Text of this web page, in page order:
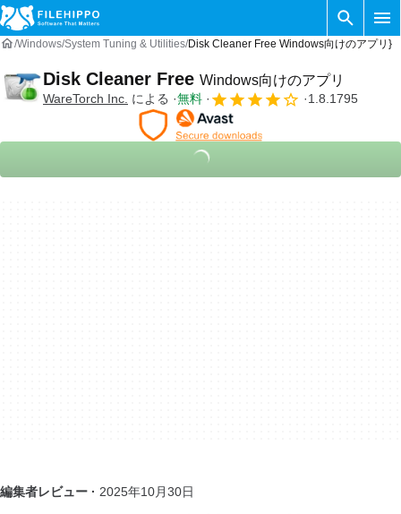
Windows System Tuning & Utilities Disk Cleaner Free Windows向けのアプリ}
Disk Cleaner Free Windows向けのアプリ
WareTorch Inc. による 無料 1.8.1795
編集者レビュー · 2025年10月30日